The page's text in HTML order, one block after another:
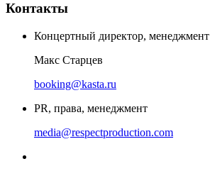
Контакты
Концертный директор, менеджмент
Макс Старцев
booking@kasta.ru
PR, права, менеджмент
media@respectproduction.com